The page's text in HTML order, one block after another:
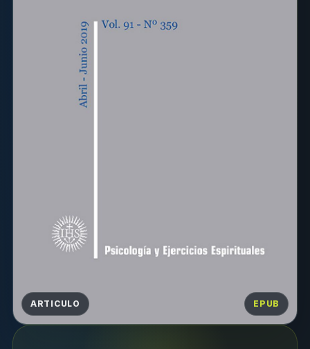
ARTICULO EPUB